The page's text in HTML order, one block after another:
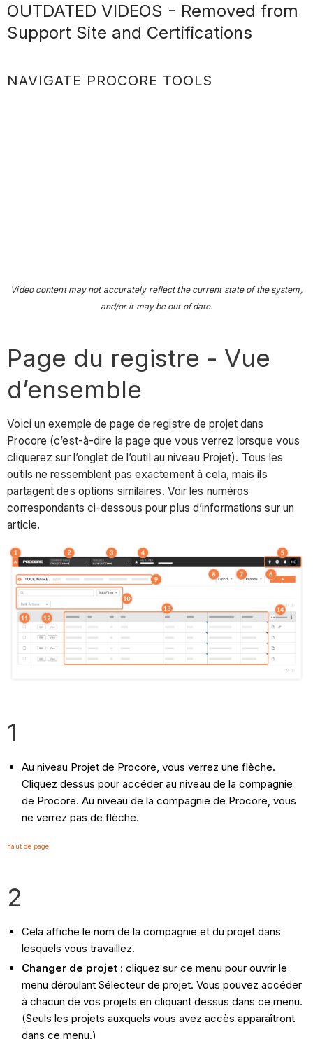
OUTDATED VIDEOS - Removed from
Support Site and Certifications
NAVIGATE PROCORE TOOLS
Video content may not accurately reflect the current state of the system,
and/or it may be out of date.
Page du registre - Vue
d’ensemble
Voici un exemple de page de registre de projet dans
Procore (c’est-à-dire la page que vous verrez lorsque vous
cliquerez sur l’onglet de l’outil au niveau Projet). Tous les
outils ne ressemblent pas exactement à cela, mais ils
partagent des options similaires. Voir les numéros
correspondants ci-dessous pour plus d’informations sur un
article.
1
Au niveau Projet de Procore, vous verrez une flèche.
Cliquez dessus pour accéder au niveau de la compagnie
de Procore. Au niveau de la compagnie de Procore, vous
ne verrez pas de flèche.
haut de page
2
Cela affiche le nom de la compagnie et du projet dans
lesquels vous travaillez.
Changer de projet : cliquez sur ce menu pour ouvrir le
menu déroulant Sélecteur de projet. Vous pouvez accéder
à chacun de vos projets en cliquant dessus dans ce menu.
(Seuls les projets auxquels vous avez accès apparaîtront
dans ce menu.)